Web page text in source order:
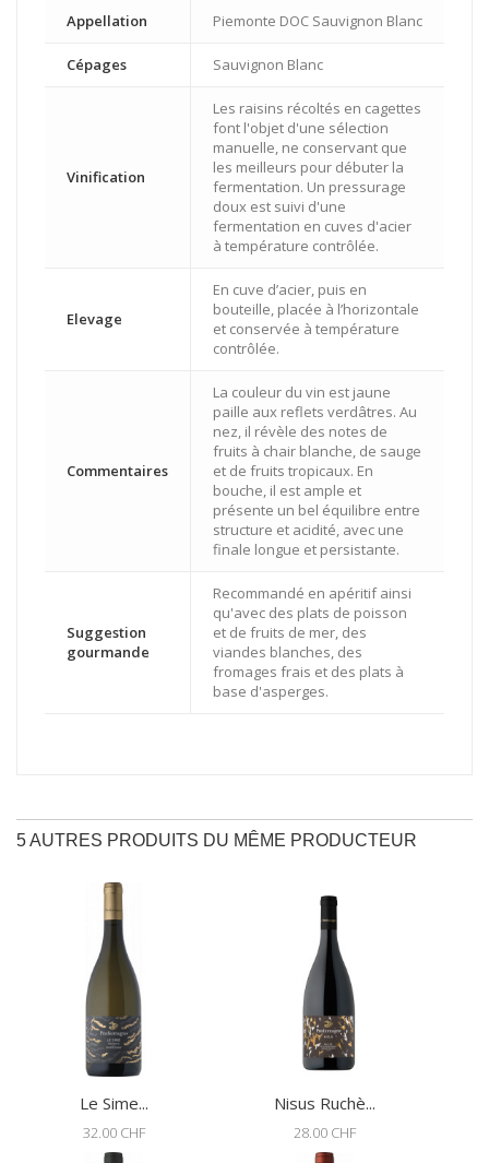
Appellation Piemonte DOC Sauvignon Blanc
Cépages Sauvignon Blanc
Vinification
Les raisins récoltés en cagettes
font l'objet d'une sélection
manuelle, ne conservant que
les meilleurs pour débuter la
fermentation. Un pressurage
doux est suivi d'une
fermentation en cuves d'acier
à température contrôlée.
Elevage
En cuve d’acier, puis en
bouteille, placée à l’horizontale
et conservée à température
contrôlée.
Commentaires
La couleur du vin est jaune
paille aux reflets verdâtres. Au
nez, il révèle des notes de
fruits à chair blanche, de sauge
et de fruits tropicaux. En
bouche, il est ample et
présente un bel équilibre entre
structure et acidité, avec une
finale longue et persistante.
Suggestion
gourmande
Recommandé en apéritif ainsi
qu'avec des plats de poisson
et de fruits de mer, des
viandes blanches, des
fromages frais et des plats à
base d'asperges.
5 AUTRES PRODUITS DU MÊME PRODUCTEUR
Le Sime...
32.00 CHF
Nisus Ruchè...
28.00 CHF